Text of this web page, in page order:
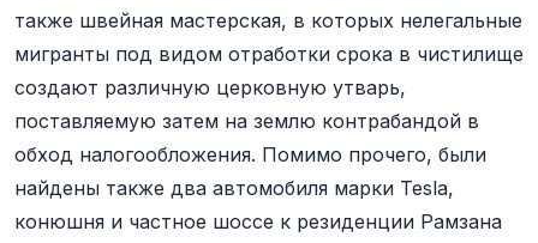
также швейная мастерская, в которых нелегальные
мигранты под видом отработки срока в чистилище
создают различную церковную утварь,
поставляемую затем на землю контрабандой в
обход налогообложения. Помимо прочего, были
найдены также два автомобиля марки Tesla,
конюшня и частное шоссе к резиденции Рамзана